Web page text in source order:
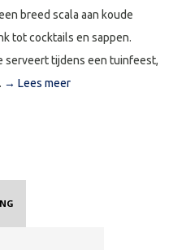
breed scala aan koude
tot cocktails en sappen.
serveert tijdens een tuinfeest,
→ Lees meer